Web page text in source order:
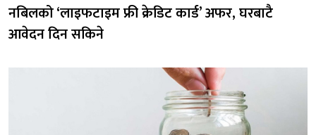
नबिलको ‘लाइफटाइम फ्री क्रेडिट कार्ड’ अफर, घरबाटै
आवेदन दिन सकिने